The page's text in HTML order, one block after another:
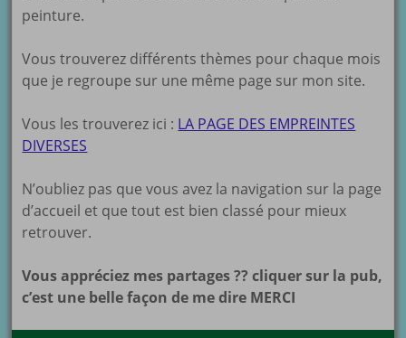
peinture.
Vous trouverez différents thèmes pour chaque mois
que je regroupe sur une même page sur mon site.
Vous les trouverez ici : LA PAGE DES EMPREINTES
DIVERSES
N’oubliez pas que vous avez la navigation sur la page
d’accueil et que tout est bien classé pour mieux
retrouver.
Vous appréciez mes partages ?? cliquer sur la pub,
c’est une belle façon de me dire MERCI